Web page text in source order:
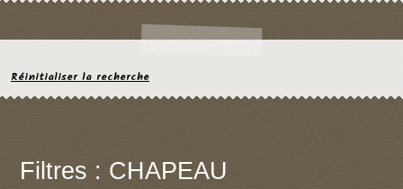
Réinitialiser la recherche
Filtres : CHAPEAU